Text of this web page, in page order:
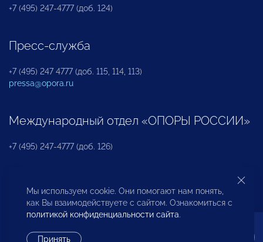
+7 (495) 247-4777 (доб. 124)
Пресс-служба
+7 (495) 247 4777 (доб. 115, 114, 113)
pressa@opora.ru
Международный отдел «ОПОРЫ РОССИИ»
+7 (495) 247-4777 (доб. 126)
Бюро по защите прав предпринимателей и
инвесторов
Мы используем cookie. Они помогают нам понять,
как Вы взаимодействуете с сайтом. Ознакомиться с
политикой конфиденциальности сайта.
Принять